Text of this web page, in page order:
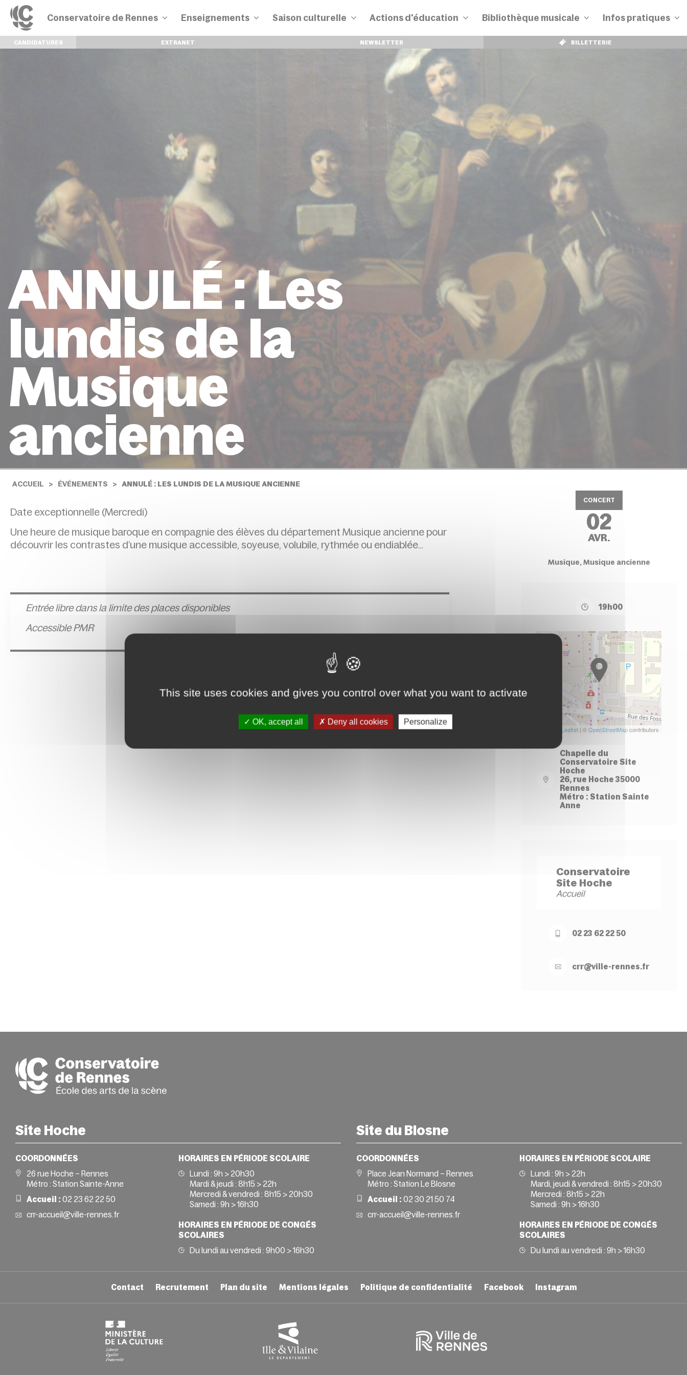
Conservatoire de Rennes Enseignements Saison culturelle Actions d'éducation Bibliothèque musicale Infos pratiques
CANDIDATURES EXTRANET NEWSLETTER BILLETTERIE
ANNULÉ : Les
lundis de la
Musique
ancienne
ACCUEIL ÉVÉNEMENTS ANNULÉ : LES LUNDIS DE LA MUSIQUE ANCIENNE
Date exceptionnelle (Mercredi)
Une heure de musique baroque en compagnie des élèves du département Musique ancienne pour
découvrir les contrastes d’une musique accessible, soyeuse, volubile, rythmée ou endiablée…
Entrée libre dans la limite des places disponibles
Accessible PMR
CONCERT
02
AVR.
Musique, Musique ancienne
19h00
Leaflet| ©OpenStreetMapcontributors
Chapelle du
Conservatoire Site
Hoche
26, rue Hoche 35000
Rennes
Métro : Station Sainte
Anne
Conservatoire
Site Hoche
Accueil
02 23 62 22 50
crr@ville-rennes.fr
Site Hoche
COORDONNÉES
26 rue Hoche – Rennes
Métro : Station Sainte-Anne
Accueil : 02 23 62 22 50
crr-accueil@ville-rennes.fr
HORAIRES EN PÉRIODE SCOLAIRE
Lundi : 9h > 20h30
Mardi & jeudi : 8h15 > 22h
Mercredi & vendredi : 8h15 > 20h30
Samedi : 9h > 16h30
HORAIRES EN PÉRIODE DE CONGÉS
SCOLAIRES
Du lundi au vendredi : 9h00 > 16h30
Site du Blosne
COORDONNÉES
Place Jean Normand – Rennes
Métro : Station Le Blosne
Accueil : 02 30 21 50 74
crr-accueil@ville-rennes.fr
HORAIRES EN PÉRIODE SCOLAIRE
Lundi : 9h > 22h
Mardi, jeudi & vendredi : 8h15 > 20h30
Mercredi : 8h15 > 22h
Samedi : 9h > 16h30
HORAIRES EN PÉRIODE DE CONGÉS
SCOLAIRES
Du lundi au vendredi : 9h > 16h30
Contact Recrutement Plan du site Mentions légales Politique de confidentialité Facebook Instagram
This site uses cookies and gives you control over what you want to activate
OK, accept all Deny all cookies Personalize